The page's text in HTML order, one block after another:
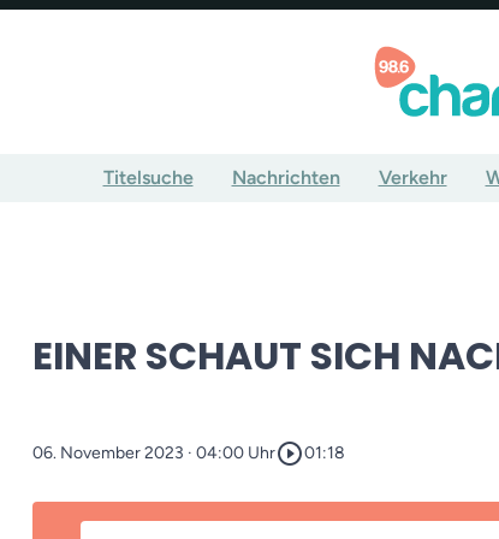
Titelsuche Nachrichten Verkehr
EINER SCHAUT SICH
06. November 2023 · 04:00 Uhrplay_circle_outline01:18